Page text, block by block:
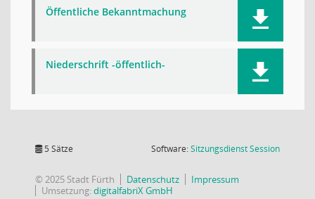
Öffentliche Bekanntmachung
Niederschrift -öffentlich-
5 Sätze Software:SitzungsdienstSession(Wird in
© 2025 Stadt Fürth Datenschutz
Impressum
Umsetzung:digitalfabriX GmbH